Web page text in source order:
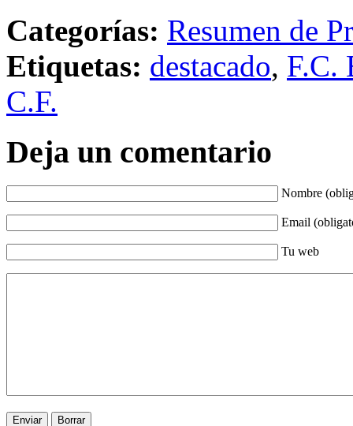
Categorías: Resumen de
Etiquetas: destacado, F.C.
C.F.
Deja un comentario
Nombre
Email
Tu web